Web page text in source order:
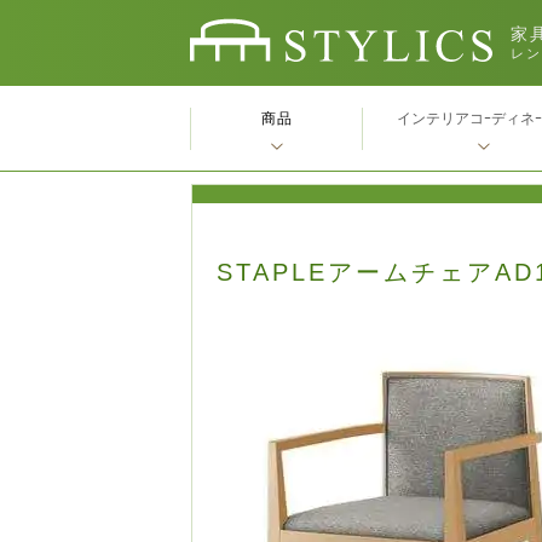
家
レ
STAPLEアームチェア
商品 インテリアコｰディネ